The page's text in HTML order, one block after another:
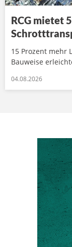
RCG mietet
15 Prozent mehr
Bauweise
04.08.2026